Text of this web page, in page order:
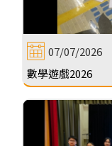
07/07/2026
數學遊戲2026